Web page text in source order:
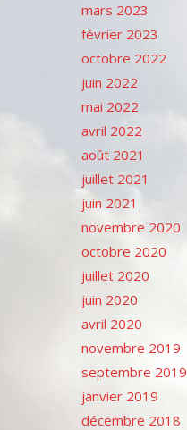
mars 2023
février 2023
octobre 2022
juin 2022
mai 2022
avril 2022
août 2021
juillet 2021
juin 2021
novembre 2020
octobre 2020
juillet 2020
juin 2020
avril 2020
novembre 2019
septembre 2019
janvier 2019
décembre 2018